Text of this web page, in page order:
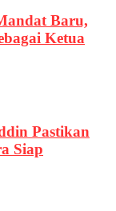
Baru,
Ketua
Pastikan
Siap